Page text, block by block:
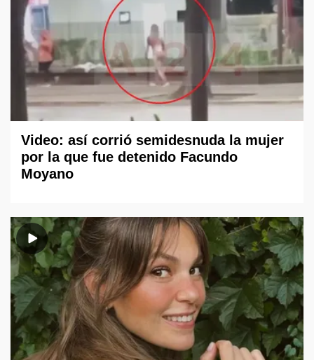
Video: así corrió semidesnuda la mujer
por la que fue detenido Facundo
Moyano